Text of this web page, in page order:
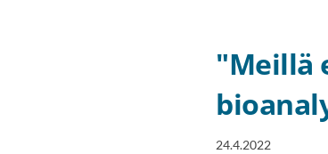
"Meillä
24.4.2022